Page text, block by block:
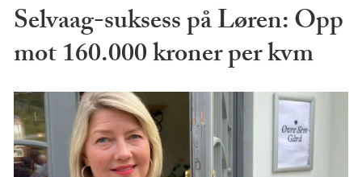
Selvaag-suksess på Løren: Opp
mot 160.000 kroner per kvm